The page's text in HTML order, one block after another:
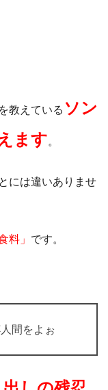
教えている ソン
ます。
には違いありませ
料」 です。
間をよぉ